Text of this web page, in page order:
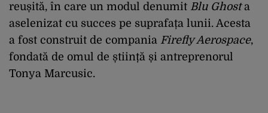
reușită, în care un modul denumit Blu Ghosta
aselenizat cu succes pe suprafața lunii. Acesta
a fost construit de compania Firefly Aerospace,
fondată de omul de știință și antreprenorul
Tonya Marcusic.